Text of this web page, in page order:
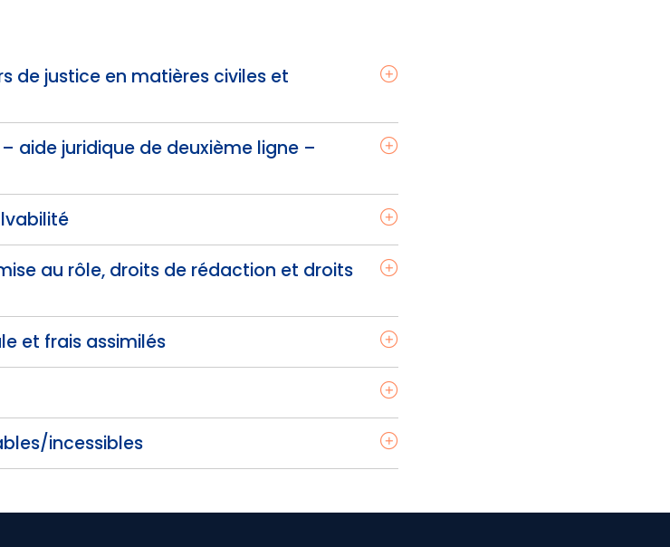
de justice en matières civiles et
aide juridique de deuxième ligne –
au rôle, droits de rédaction et droits
et frais assimilés
incessibles